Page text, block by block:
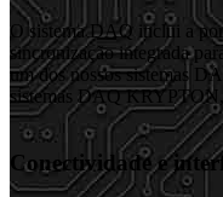
O sistema DAQ inclui a
sincronização integrada
um dos nossos sistemas
sistemas DAQ
Conectividade e